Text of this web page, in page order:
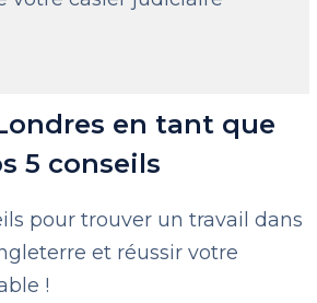
en tant que
5 conseils
pour trouver un travail dans
et réussir votre
!